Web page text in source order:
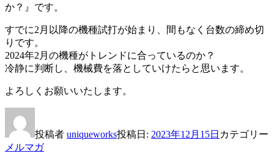
か？』です。
すでに2月以降の機種試打が始まり、間もなく台数の締め切
りです。
2024年2月の機種がトレンドに合っているのか？
冷静に判断し、機械費を落としていけたらと思います。
よろしくお願いいたします。
投稿者 uniqueworks投稿日: 2023年12月15日 カテゴリー
メルマガ